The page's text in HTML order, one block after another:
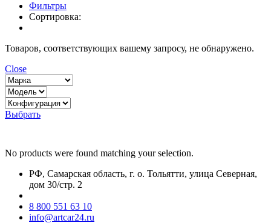
Фильтры
Сортировка:
Товаров, соответствующих вашему запросу, не обнаружено.
Close
Выбрать
No products were found matching your selection.
РФ, Самарская область, г. о. Тольятти, улица Северная,
дом 30/стр. 2
8 800 551 63 10
info@artcar24.ru